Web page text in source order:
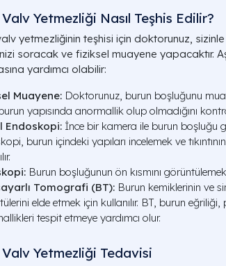
Yetmezliği Nasıl Teşhis Edilir?
yetmezliğinin teşhisi için doktorunuz,
soracak ve fiziksel muayene yapacaktır.
yardımcı olabilir:
Muayene: Doktorunuz, burun boşluğunu
yapısında anormallik olup olmadığını
Endoskopi: İnce bir kamera ile burun boşluğu
burun içindeki yapıları incelemek ve
Burun boşluğunun ön kısmını
Tomografi (BT): Burun kemiklerinin ve
elde etmek için kullanılır. BT, burun eğriliği,
tespit etmeye yardımcı olur.
Yetmezliği Tedavisi